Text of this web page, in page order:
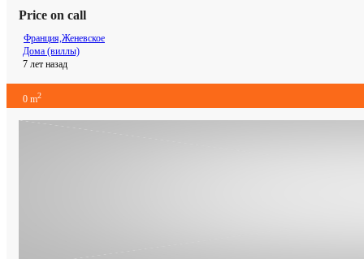
Price on call
Франция,Женевское
Дома (виллы)
7 лет назад
0 m2